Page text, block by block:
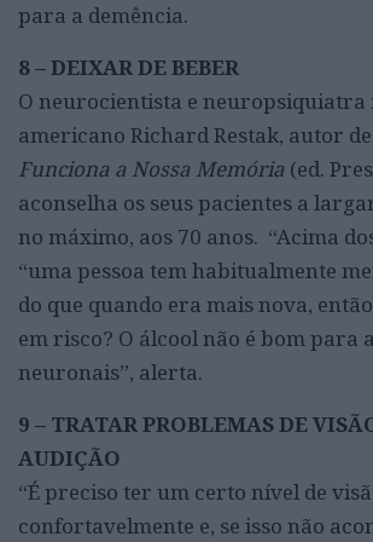
para a demência.
8 – DEIXAR DE BEBER
O neurocientista e neuropsiquiatra
americano Richard Restak, autor de
Funciona a Nossa Memória (ed.
aconselha os seus pacientes a
no máximo, aos 70 anos. “Acima
“uma pessoa tem habitualmente
do que quando era mais nova,
em risco? O álcool não é bom para
neuronais”, alerta.
9 – TRATAR PROBLEMAS DE
AUDIÇÃO
“É preciso ter um certo nível de
confortavelmente e, se isso não